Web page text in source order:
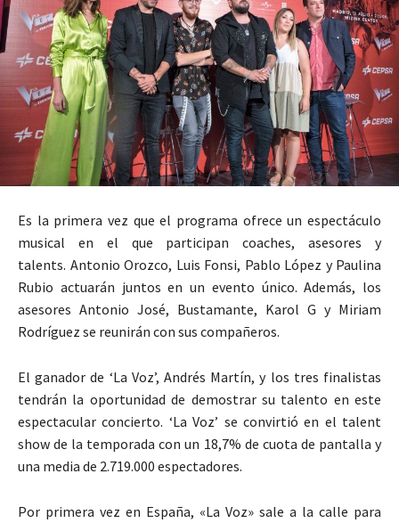
Es la primera vez que el programa ofrece un espectáculo
musical en el que participan coaches, asesores y
talents. Antonio Orozco, Luis Fonsi, Pablo López y Paulina
Rubio actuarán juntos en un evento único. Además, los
asesores Antonio José, Bustamante, Karol G y Miriam
Rodríguez se reunirán con sus compañeros.
El ganador de ‘La Voz’, Andrés Martín, y los tres finalistas
tendrán la oportunidad de demostrar su talento en este
espectacular concierto. ‘La Voz’ se convirtió en el talent
show de la temporada con un 18,7% de cuota de pantalla y
una media de 2.719.000 espectadores.
Por primera vez en España, «La Voz» sale a la calle para